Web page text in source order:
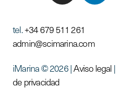
tel.+34 679 511 261
admin@scimarina.com
iMarina © 2026 |Aviso legal |
de privacidad